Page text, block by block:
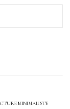
MINIMALISTE